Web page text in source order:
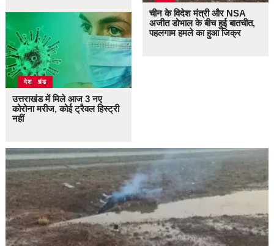
उत्तराखंड
देश
उत्तराखंड में मिले आज 3 नए
कोरोना मरीज, कोई ट्रैवल हिस्ट्री
नहीं
चीन के विदेश मंत्री और NSA
अजीत डोभाल के बीच हुई बातचीत,
पहलगाम हमले का हुआ जिक्र